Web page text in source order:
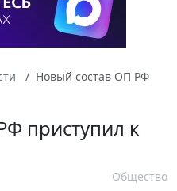
Новый состав ОП РФ
приступил к
Общество